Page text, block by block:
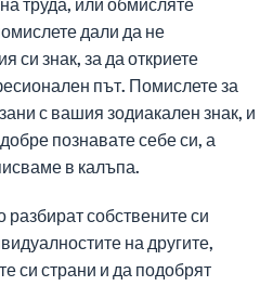
дали да не
си знак, за да откриете
път. Помислете за
с вашия зодиакален знак, и
познавате себе си, а
в калъпа.
собствените си
на другите,
си страни и да подобрят